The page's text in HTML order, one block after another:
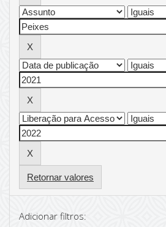
Retornar valores
Adicionar filtros: